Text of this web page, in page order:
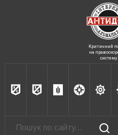
Критичний
на
систему